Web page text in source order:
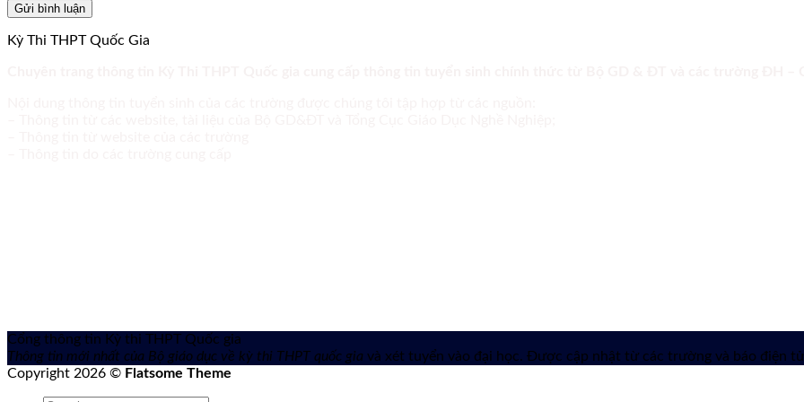
Kỳ Thi THPT Quốc Gia
Cổng thông tin Kỳ thi THPT Quốc gia
Thông tin mới nhất của Bộ giáo dục về kỳ thi THPT quốc gia và xét tuyển vào đại học. Được cập nhật từ các trường và báo điện
Copyright 2026 © Flatsome Theme